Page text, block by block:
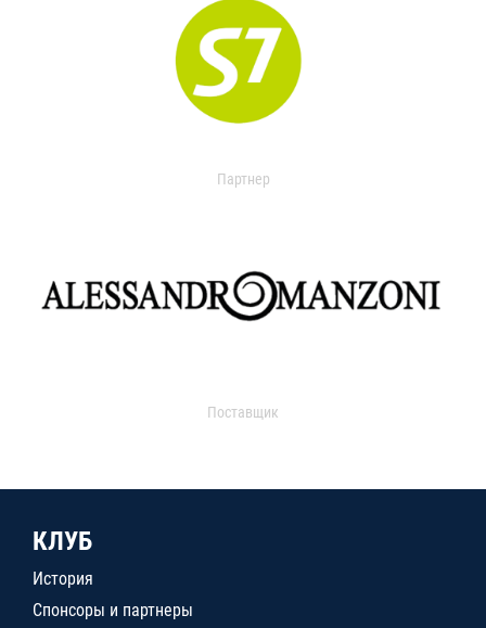
Партнер
Поставщик
КЛУБ
История
Спонсоры и партнеры